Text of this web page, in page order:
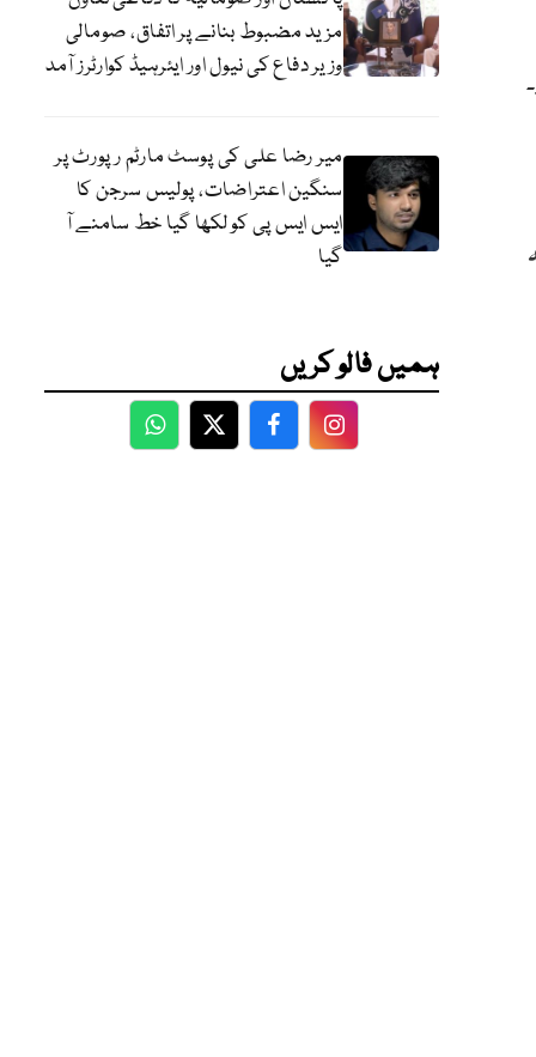
مزید مضبوط بنانے پر اتفاق، صومالی
وزیر دفاع کی نیول اور ایئرہیڈ کوارٹرز آمد
میر رضا علی کی پوسٹ مارٹم رپورٹ پر
سنگین اعتراضات، پولیس سرجن کا
ایس ایس پی کو لکھا گیا خط سامنے آ
گیا
ہمیں فالو کریں
WhatsApp
TwitterFacebookFacebook